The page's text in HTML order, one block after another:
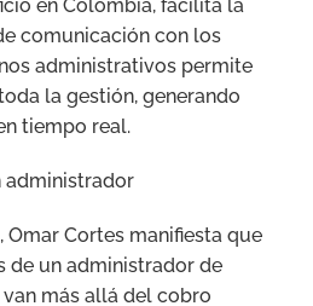
en Colombia, facilita la
comunicación con los
administrativos permite
la gestión, generando
tiempo real.
administrador
Omar Cortes manifiesta que
de un administrador de
más allá del cobro